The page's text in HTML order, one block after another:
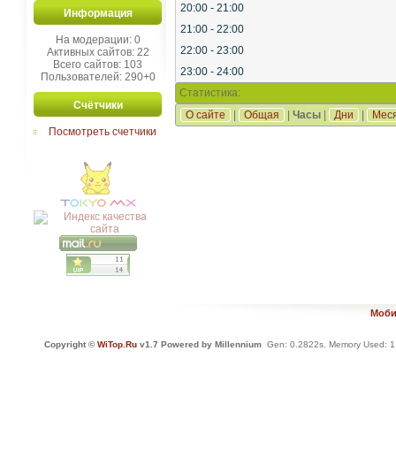
Информация
На модерации: 0
Активных сайтов: 22
Всего сайтов: 103
Пользователей: 290+0
Счётчики
Посмотреть счетчики
20:00 - 21:00
21:00 - 22:00
22:00 - 23:00
23:00 - 24:00
Статистика:
О сайте
Общая Часы Дни
Copyright ©WiTop.Ru v1.7 Powered by Millennium Gen: 0.2822s. Memory Used: